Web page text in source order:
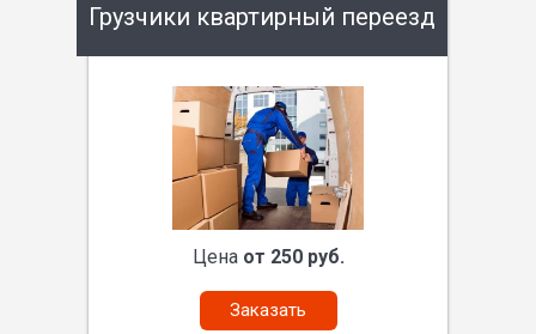
Грузчики квартирный переезд
Цена от 250 руб.
Заказать